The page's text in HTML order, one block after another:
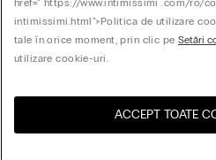
href=" https://www.intimissimi .com/ro/
intimissimi.html">Politica de utilizare
tale în orice moment, prin clic peSetări
utilizare cookie-uri.
ACCEPT TOATE